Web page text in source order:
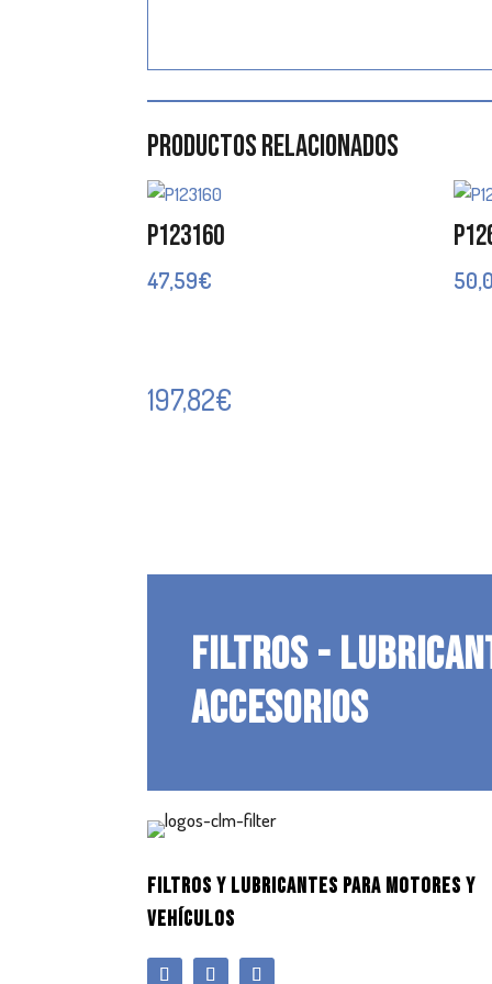
Productos relacionados
P123160
47,59€
197,82€
FILTROS -
ACCESORIOS
FILTROS Y LUBRICANTES PARA MOTORES Y
VEHÍCULOS